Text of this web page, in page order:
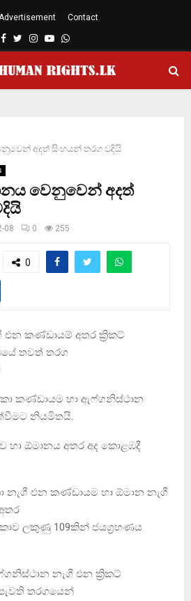
Contact
Facebook
TwitterInstagram
YoutubeWhatsapp
අදත් සිංහයන් තරග වදියි
වෙනුවෙන් අදත්
08 0 255
0
එන කණ්ඩායම් අතර ක්‍රිකට්
තවත් තරග
කණ්ඩායම හා ඇෆ්ගනිස්ථාන
නියමිතයි.
හා ඕමානය අතර අද කොළඹදී
නැගී එන කණ්ඩායම හා ඕමාන නැගී
ලකුණු 109කින් ජයග්‍රහණය
නැගී එන ක්‍රිකට්
තරගයෙන්